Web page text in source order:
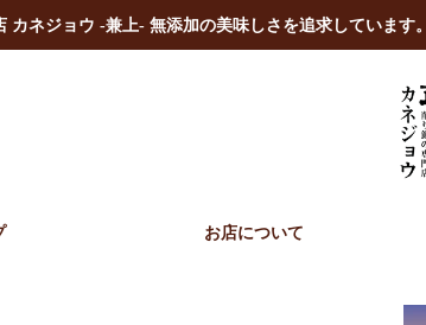
カネジョウ -兼上- 無添加の美味しさを追求しています。
お店について